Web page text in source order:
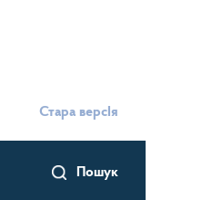
Стара версІя
Пошук